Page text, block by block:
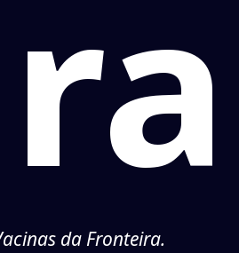
da Fronteira.